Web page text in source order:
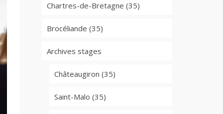
Chartres-de-Bretagne (35)
Brocéliande (35)
Archives stages
Châteaugiron (35)
Saint-Malo (35)